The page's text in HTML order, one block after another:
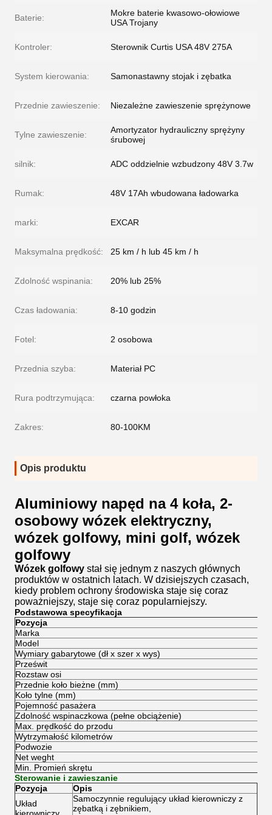
Baterie:
Mokre baterie kwasowo-ołowiowe
USA Trojany
Kontroler: Sterownik Curtis USA 48V 275A
System kierowania: Samonastawny stojak i zębatka
Przednie zawieszenie: Niezależne zawieszenie sprężynowe
Tylne zawieszenie:
Amortyzator hydrauliczny sprężyny
śrubowej
silnik: ADC oddzielnie wzbudzony 48V 3.7w
Rumak: 48V 17Ah wbudowana ładowarka
marki: EXCAR
Maksymalna prędkość: 25 km / h lub 45 km / h
Zdolność wspinania: 20% lub 25%
Czas ładowania: 8-10 godzin
Fotel: 2 osobowa
Przednia szyba: Materiał PC
Rura podtrzymująca: czarna powłoka
Zakres: 80-100KM
Opis produktu
Aluminiowy napęd na 4 koła, 2-
osobowy wózek elektryczny,
wózek golfowy, mini golf, wózek
golfowy
Wózek golfowy stał się jednym z naszych głównych
produktów w ostatnich latach. W dzisiejszych czasach,
kiedy problem ochrony środowiska staje się coraz
poważniejszy, staje się coraz popularniejszy.
Podstawowa specyfikacja
Pozycja
Marka
Model
Wymiary gabarytowe (dł x szer x wys)
Prześwit
Rozstaw osi
Przednie koło bieżne (mm)
Koło tylne (mm)
Pojemność pasażera
Zdolność wspinaczkowa (pełne obciążenie)
Max. prędkość do przodu
Wytrzymałość kilometrów
Podwozie
Net weght
Min. Promień skrętu
Sterowanie i zawieszanie
Pozycja
Opis
Układ
Samoczynnie regulujący układ kierowniczy z
zębatką i zębnikiem,